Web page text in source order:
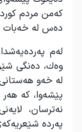
كەمن مردم
دەس لە خەبات
لەم
وەك، دەنگی
لە خەو
پێشەوا، كە
نەترسان،
پەردە